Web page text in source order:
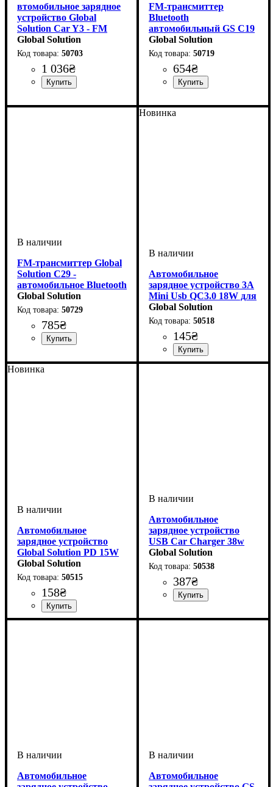
втомобильное зарядное
устройство Global
Solution Car Y3 - FM
трансмитером с
быстрой зарядкой 120W
Global Solution
50703
1 036₴
FM-трансмиттер
Bluetooth
автомобильный GS C19
- быстрая зарядка QC3.0
PD 20W
Global Solution
50719
654₴
FM-трансмиттер Global
Solution C29 -
автомобильное Bluetooth
зарядное устройство с
быстрой зарядкой 65W
Global Solution
50729
785₴
Новинка
Автомобильное
зарядное устройство 3A
Mini Usb QC3.0 18W для
iPhone Samsung Xiaomi
Huawei LG
Global Solution
50518
145₴
Новинка
Автомобильное
зарядное устройство
Global Solution PD 15W
QC4.0+ Type-C –
быстрая зарядка для
iPhone, Samsung, Xiaomi
Global Solution
50515
158₴
Автомобильное
зарядное устройство
USB Car Charger 38w
Global Solution
50538
387₴
Автомобильное
Автомобильное